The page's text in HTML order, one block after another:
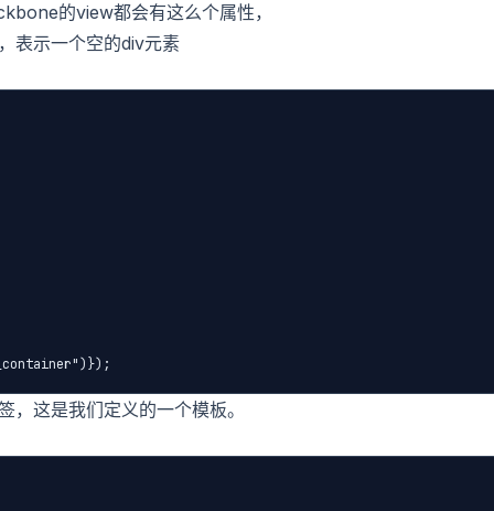
的view都会有这么个属性，
表示一个空的div元素
这是我们定义的一个模板。